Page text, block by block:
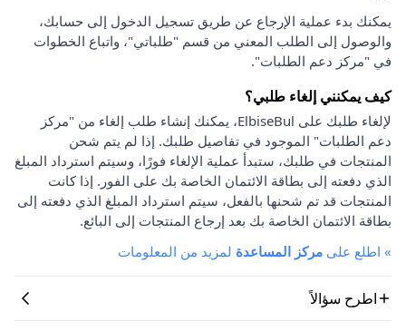
يمكنك بدء عملية الإرجاع عن طريق تسجيل الدخول إلى حسابك،
والوصول إلى الطلب المعني من قسم "طلباتي"، واتباع الخطوات
في "مركز دعم الطلبات".
كيف يمكنني إلغاء طلبي؟
لإلغاء طلبك على ElbiseBul، يمكنك إنشاء طلب إلغاء من "مركز
دعم الطلبات" الموجود في تفاصيل طلبك. إذا لم يتم شحن
المنتجات في طلبك، ستبدأ عملية الإلغاء فورًا، وسيتم استرداد المبلغ
الذي دفعته إلى بطاقة الائتمان الخاصة بك على الفور. إذا كانت
المنتجات قد تم شحنها بالفعل، سيتم استرداد المبلغ الذي دفعته إلى
بطاقة الائتمان الخاصة بك بعد إرجاع المنتجات إلى البائع.
» اطلع على مركز المساعدة لمزيد من المعلومات
اطرح سؤالاً